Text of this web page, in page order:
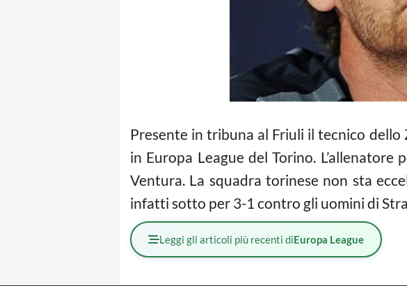
Presente in tribuna al Friuli il tecnico dello
in Europa League del Torino.
Ventura. La squadra torinese non sta
infatti sotto per 3-1 contro gli uomini di
Leggi gli articoli più recenti diEuropa League